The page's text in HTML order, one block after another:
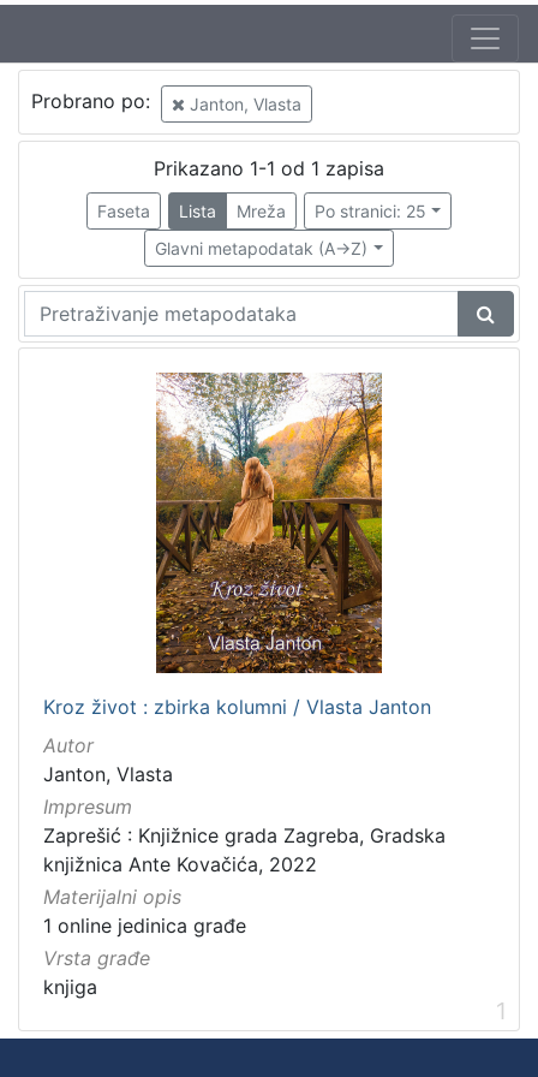
Probrano po: Janton, Vlasta
Prikazano 1-1 od 1 zapisa
Faseta Lista Mreža
Po stranici: 25
Glavni metapodatak (A->Z)
Kroz život : zbirka kolumni / Vlasta Janton
Autor
Janton, Vlasta
Impresum
Zaprešić : Knjižnice grada Zagreba, Gradska
knjižnica Ante Kovačića, 2022
Materijalni opis
1 online jedinica građe
Vrsta građe
knjiga
1